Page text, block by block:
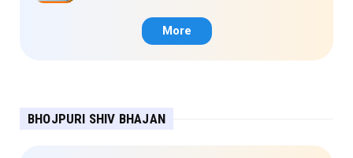
More
BHOJPURI SHIV BHAJAN